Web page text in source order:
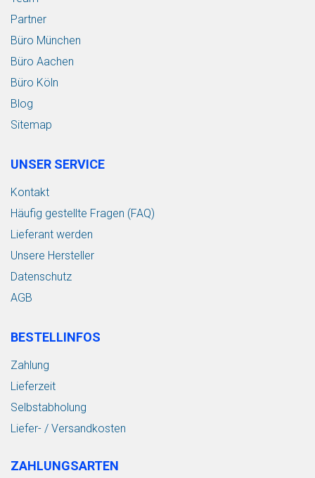
Partner
Büro München
Büro Aachen
Büro Köln
Blog
Sitemap
UNSER SERVICE
Kontakt
Häufig gestellte Fragen (FAQ)
Lieferant werden
Unsere Hersteller
Datenschutz
AGB
BESTELLINFOS
Zahlung
Lieferzeit
Selbstabholung
Liefer- / Versandkosten
ZAHLUNGSARTEN